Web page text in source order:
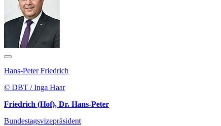
Hans-Peter Friedrich
© DBT / Inga Haar
Friedrich (Hof), Dr. Hans-Peter
Bundestagsvizepräsident